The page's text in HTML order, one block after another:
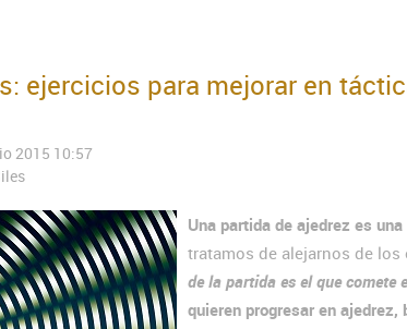
ejercicios para mejorar en
2015 10:57
Una partida de ajedrez es
tratamos de alejarnos de los
de la partida es el que comete
quieren progresar en